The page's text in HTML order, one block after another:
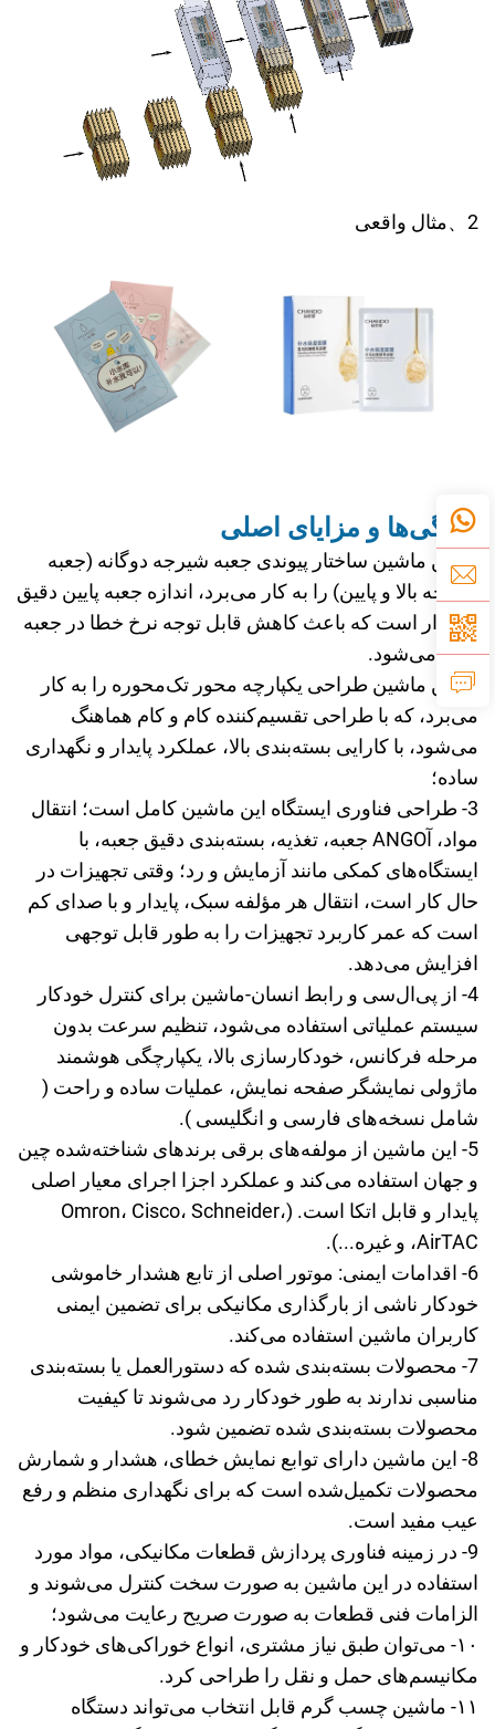
2、مثال واقعی
ویژگی‌ها و مزایای اصلی
1- این ماشین ساختار پیوندی جعبه شیرجه دوگانه (جعبه
شیرجه بالا و پایین) را به کار می‌برد، اندازه جعبه پایین دقیق
و پایدار است که باعث کاهش قابل توجه نرخ خطا در جعبه
پایین می‌شود.
2- این ماشین طراحی یکپارچه محور تک‌محوره را به کار
می‌برد، که با طراحی تقسیم‌کننده کام و کام هماهنگ
می‌شود، با کارایی بسته‌بندی بالا، عملکرد پایدار و نگهداری
ساده؛
3- طراحی فناوری ایستگاه این ماشین کامل است؛ انتقال
مواد، آANGO جعبه، تغذیه، بسته‌بندی دقیق جعبه، با
ایستگاه‌های کمکی مانند آزمایش و رد؛ وقتی تجهیزات در
حال کار است، انتقال هر مؤلفه سبک، پایدار و با صدای کم
است که عمر کاربرد تجهیزات را به طور قابل توجهی
افزایش می‌دهد.
4- از پی‌ال‌سی و رابط انسان-ماشین برای کنترل خودکار
سیستم عملیاتی استفاده می‌شود، تنظیم سرعت بدون
مرحله فرکانس، خودکارسازی بالا، یکپارچگی هوشمند
ماژولی نمایشگر صفحه نمایش، عملیات ساده و راحت (
شامل نسخه‌های فارسی و انگلیسی ).
5- این ماشین از مولفه‌های برقی برند‌های شناخته‌شده چین
و جهان استفاده می‌کند و عملکرد اجزا اجرای معیار اصلی
پایدار و قابل اتکا است. (Omron، Cisco، Schneider،
AirTAC، و غیره...).
6- اقدامات ایمنی: موتور اصلی از تابع هشدار خاموشی
خودکار ناشی از بارگذاری مکانیکی برای تضمین ایمنی
کاربران ماشین استفاده می‌کند.
7- محصولات بسته‌بندی شده که دستورالعمل یا بسته‌بندی
مناسبی ندارند به طور خودکار رد می‌شوند تا کیفیت
محصولات بسته‌بندی شده تضمین شود.
8- این ماشین دارای توابع نمایش خطای، هشدار و شمارش
محصولات تکمیل‌شده است که برای نگهداری منظم و رفع
عیب مفید است.
9- در زمینه فناوری پردازش قطعات مکانیکی، مواد مورد
استفاده در این ماشین به صورت سخت کنترل می‌شوند و
الزامات فنی قطعات به صورت صریح رعایت می‌شود؛
۱۰- می‌توان طبق نیاز مشتری، انواع خوراکی‌های خودکار و
مکانیسم‌های حمل و نقل را طراحی کرد.
۱۱- ماشین چسب گرم قابل انتخاب می‌تواند دستگاه